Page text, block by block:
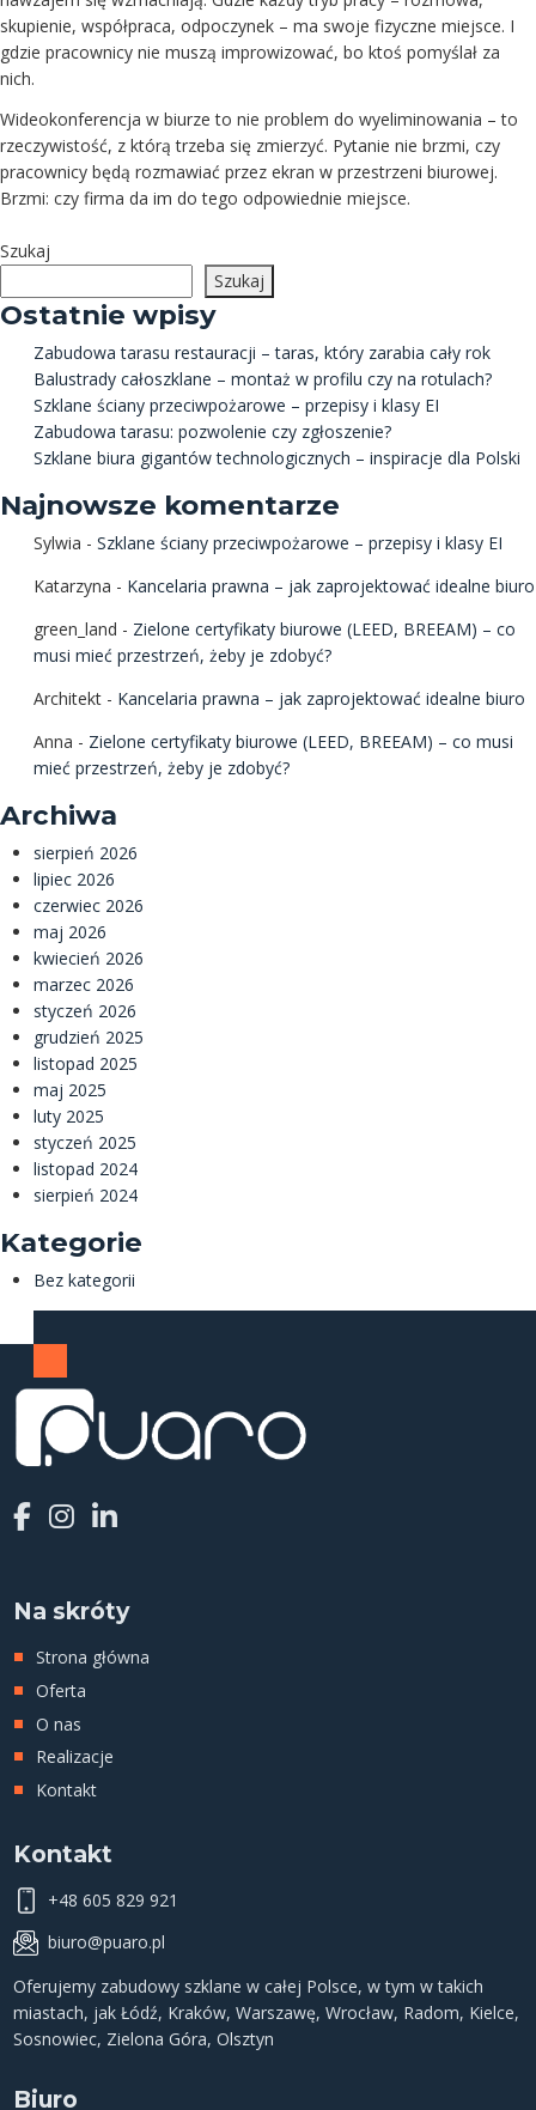
skupienie, współpraca, odpoczynek – ma swoje fizyczne miejsce. I
gdzie pracownicy nie muszą improwizować, bo ktoś pomyślał za
nich.
Wideokonferencja w biurze to nie problem do wyeliminowania – to
rzeczywistość, z którą trzeba się zmierzyć. Pytanie nie brzmi, czy
pracownicy będą rozmawiać przez ekran w przestrzeni biurowej.
Brzmi: czy firma da im do tego odpowiednie miejsce.
Szukaj
Szukaj
Ostatnie wpisy
Zabudowa tarasu restauracji – taras, który zarabia cały rok
Balustrady całoszklane – montaż w profilu czy na rotulach?
Szklane ściany przeciwpożarowe – przepisy i klasy EI
Zabudowa tarasu: pozwolenie czy zgłoszenie?
Szklane biura gigantów technologicznych – inspiracje dla Polski
Najnowsze komentarze
Sylwia - Szklane ściany przeciwpożarowe – przepisy i klasy EI
Katarzyna - Kancelaria prawna – jak zaprojektować idealne biuro
green_land - Zielone certyfikaty biurowe (LEED, BREEAM) – co
musi mieć przestrzeń, żeby je zdobyć?
Architekt - Kancelaria prawna – jak zaprojektować idealne biuro
Anna - Zielone certyfikaty biurowe (LEED, BREEAM) – co musi
mieć przestrzeń, żeby je zdobyć?
Archiwa
sierpień 2026
lipiec 2026
czerwiec 2026
maj 2026
kwiecień 2026
marzec 2026
styczeń 2026
grudzień 2025
listopad 2025
maj 2025
luty 2025
styczeń 2025
listopad 2024
sierpień 2024
Kategorie
Bez kategorii
Na skróty
Strona główna
Oferta
O nas
Realizacje
Kontakt
Kontakt
+48 605 829 921
biuro@puaro.pl
Oferujemy zabudowy szklane w całej Polsce, w tym w takich
miastach, jak Łódź, Kraków, Warszawę, Wrocław, Radom, Kielce,
Sosnowiec, Zielona Góra, Olsztyn
Biuro